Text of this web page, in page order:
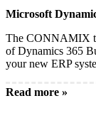
Microsoft
The CONNAMIX
of Dynamics 365
your new ERP
Read more »